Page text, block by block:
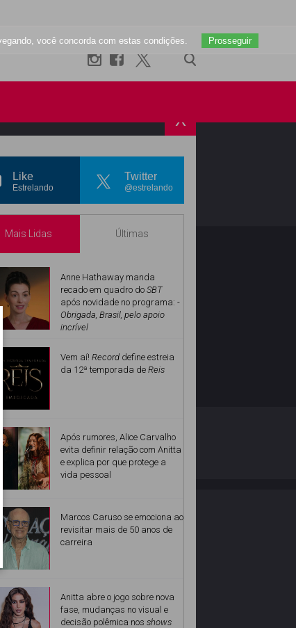
você concorda com estas condições. Prosseguir
X
Like
Estrelando
Twitter
@estrelando
Mais Lidas Últimas
Anne Hathaway manda
recado em quadro do SBT
após novidade no programa: -
Obrigada, Brasil, pelo apoio
incrível
Vem aí! Record define estreia
da 12ª temporada de Reis
Após rumores, Alice Carvalho
evita definir relação com Anitta
e explica por que protege a
vida pessoal
Marcos Caruso se emociona ao
revisitar mais de 50 anos de
carreira
Anitta abre o jogo sobre nova
fase, mudanças no visual e
decisão polêmica nos shows
INSTAGRAM
Desenvolvido por